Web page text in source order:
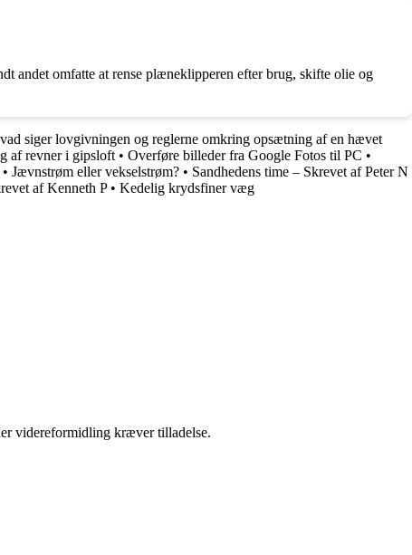
andet omfatte at rense plæneklipperen efter brug, skifte olie og
siger lovgivningen og reglerne omkring opsætning af en hævet
af revner i gipsloft • Overføre billeder fra Google Fotos til PC •
• Jævnstrøm eller vekselstrøm? • Sandhedens time – Skrevet af Peter N
af Kenneth P• Kedelig krydsfiner væg
videreformidling kræver tilladelse.